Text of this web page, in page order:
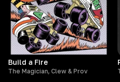
Build a Fire
The Magician, Clew & Prov